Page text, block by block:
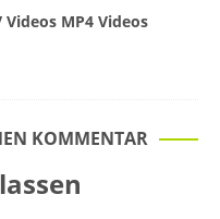
MP4 Videos
KOMMENTAR